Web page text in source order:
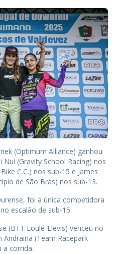
(Optimum Alliance) ganhou
(Gravity School Racing) nos
C.C.) nos sub-15 e James
de São Brás) nos sub-13.
foi a única competidora
escalão de sub-15.
(BTT Loulé-Elevis) venceu no
(Team Racepark
a corrida.